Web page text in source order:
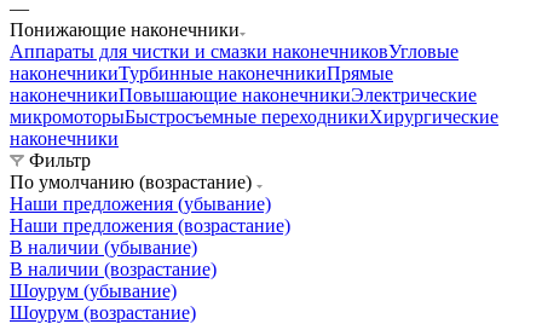
—
Понижающие наконечники
Аппараты для чистки и смазки наконечниковУгловые
наконечникиТурбинные наконечникиПрямые
наконечникиПовышающие наконечникиЭлектрические
микромоторыБыстросъемные переходникиХирургические
наконечники
Фильтр
По умолчанию (возрастание)
Наши предложения (убывание)
Наши предложения (возрастание)
В наличии (убывание)
В наличии (возрастание)
Шоурум (убывание)
Шоурум (возрастание)